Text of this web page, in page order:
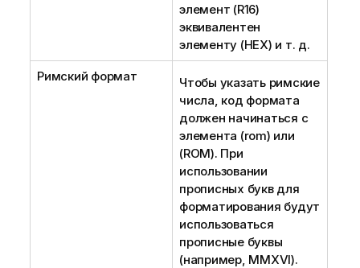
элемент (R16)
эквивалентен
элементу (HEX) и т. д.
Римский формат
Чтобы указать римские
числа, код формата
должен начинаться с
элемента (rom) или
(ROM). При
использовании
прописных букв для
форматирования будут
использоваться
прописные буквы
(например, MMXVI).